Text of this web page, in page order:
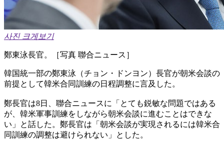
사진 크게보기
鄭東泳長官。［写真 聯合ニュース］
韓国統一部の鄭東泳（チョン・ドンヨン）長官が朝米会談の
前提として韓米合同訓練の日程調整に言及した。
鄭長官は8日、聯合ニュースに「とても鋭敏な問題ではある
が、韓米軍事訓練をしながら朝米会談に進むことはできな
い」と話した。鄭長官は「朝米会談が実現されるには韓米合
同訓練の調整は避けられない」とした。